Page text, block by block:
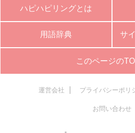
ハピハピリングとは
用語辞典 サ
このページの
運営会社 プライバシーポリ
お問い合わせ